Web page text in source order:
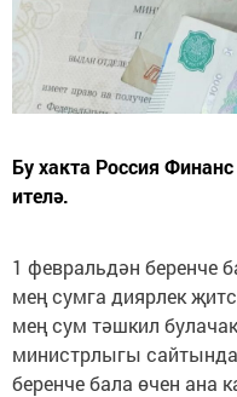
Бу хакта Россия
ителә.
1 февральдән беренче
мең сумга диярлек
мең сум тәшкил
министрлыгы
беренче бала өчен ана